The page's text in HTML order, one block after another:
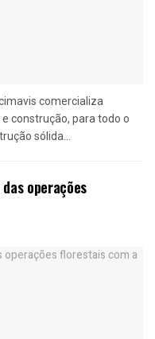
comercializa
construção, para todo o
sólida...
operações